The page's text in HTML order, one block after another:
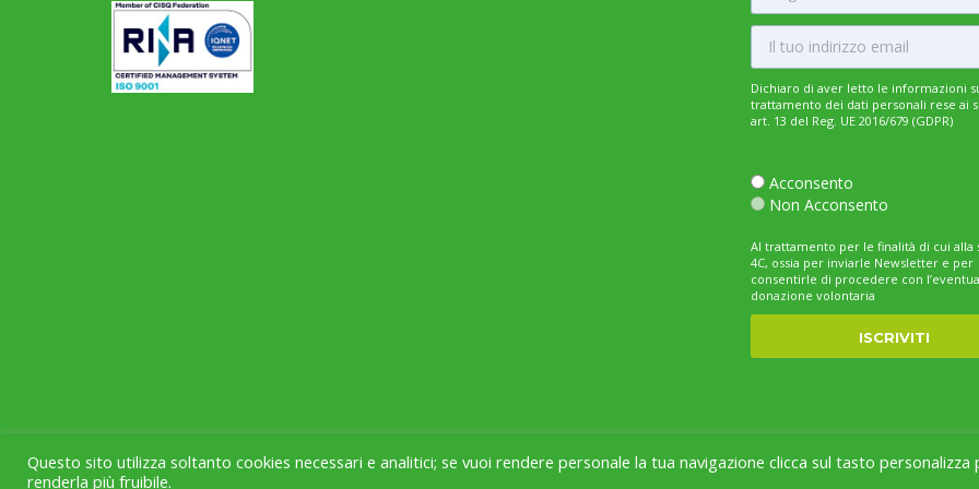
Dichiaro di aver letto le informazioni
trattamento dei dati personali rese ai
art. 13 del Reg. UE 2016/679 (GDPR)
Acconsento
Non Acconsento
Al trattamento per le finalità di cui alla
4C, ossia per inviarle Newsletter e per
consentirle di procedere con
donazione volontaria
Project & Infrastructure by CHI SIAMO
Questo sito utilizza soltanto cookies necessari e analitici; se vuoi rendere personale la tua navigazione clicca sul tasto personalizza
renderla più fruibile.